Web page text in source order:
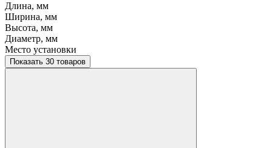
Длина, мм
Ширина, мм
Высота, мм
Диаметр, мм
Место установки
Показать 30 товаров